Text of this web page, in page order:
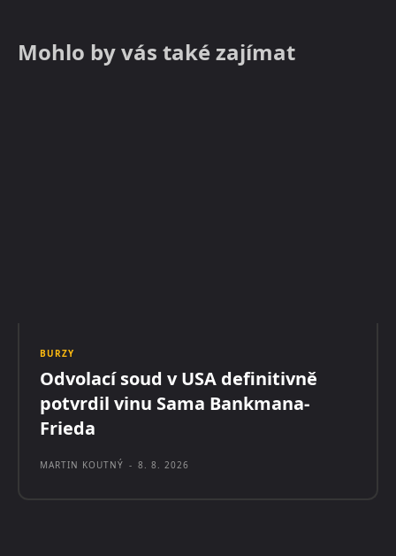
Mohlo by vás také zajímat
BURZY
Odvolací soud v USA definitivně
potvrdil vinu Sama Bankmana-
Frieda
MARTIN KOUTNÝ - 8. 8. 2026